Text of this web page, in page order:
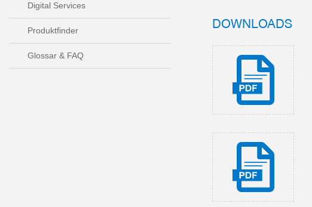
Digital Services
Produktfinder
Glossar & FAQ
DOWNLOADS